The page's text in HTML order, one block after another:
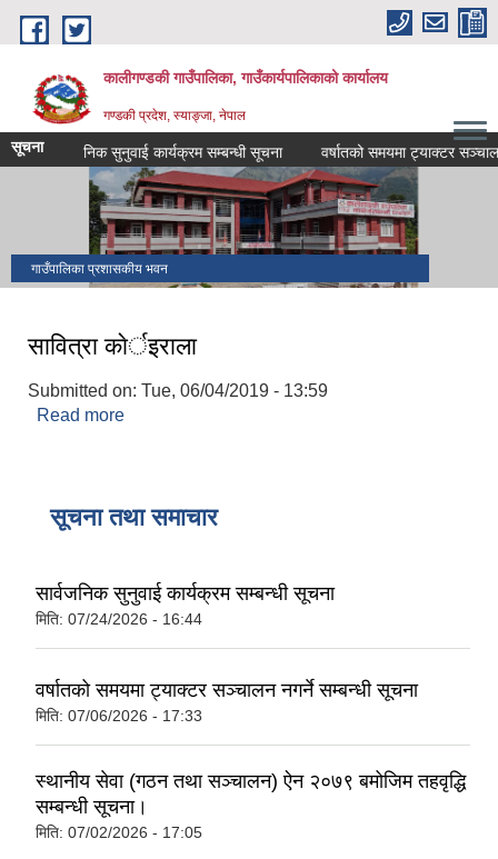
Skip to main content
कालीगण्डकी गाउँपालिका, गाउँकार्यपालिकाको कार्यालय
गण्डकी प्रदेश, स्याङ्जा, नेपाल
सूचना
सार्वजनिक सुनुवाई कार्यक्रम सम्बन्धी सूचना वर्षातको समयमा ट्याक्टर सञ्चालन
गाउँपालिका प्रशासकीय भवन
सावित्रा काेर्इराला
Submitted on: Tue, 06/04/2019 - 13:59
Read more
सूचना तथा समाचार
सार्वजनिक सुनुवाई कार्यक्रम सम्बन्धी सूचना
मिति: 07/24/2026 - 16:44
वर्षातको समयमा ट्याक्टर सञ्चालन नगर्ने सम्बन्धी सूचना
मिति: 07/06/2026 - 17:33
स्थानीय सेवा (गठन तथा सञ्चालन) ऐन २०७९ बमोजिम तहवृद्धि
सम्बन्धी सूचना।
मिति: 07/02/2026 - 17:05